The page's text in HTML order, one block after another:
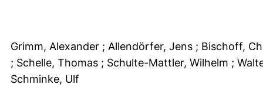
Grimm, Alexander ; Allendörfer, Jens ; Bischoff,
; Schelle, Thomas ; Schulte-Mattler, Wilhelm ;
Schminke, Ulf